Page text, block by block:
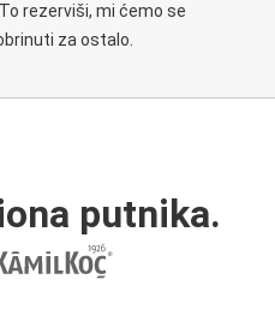
rezerviši, mi ćemo se
za ostalo.
putnika.